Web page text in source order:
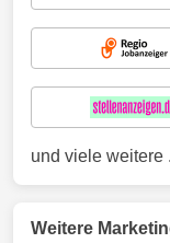
und viele weitere
Weitere